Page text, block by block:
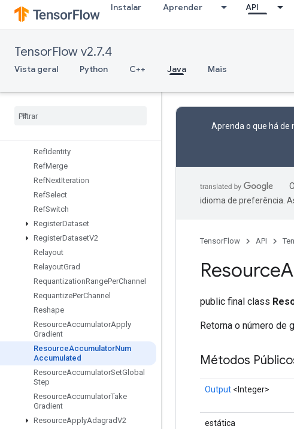
Instalar Aprender API
TensorFlow v2.7.4
Vista geral Python C++ Java Mais
Recv
RecvTPUEmbeddingActivations
ReduceAny
ReduceMax
ReduceProd
RefIdentity
RefMerge
RefNextIteration
RefSelect
RefSwitch
RegisterDataset
RegisterDatasetV2
Relayout
RelayoutGrad
RequantizationRangePerChannel
RequantizePerChannel
Reshape
ResourceAccumulatorApply
Gradient
ResourceAccumulatorNum
Accumulated
ResourceAccumulatorSetGlobal
Step
ResourceAccumulatorTake
Gradient
ResourceApplyAdagradV2
Aprenda o que há de
idioma de preferência.
TensorFlow API
Resource
public final class
Retorna o número de
Métodos
Output <Integer>
estática